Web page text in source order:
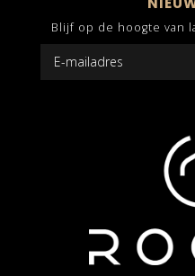
Blijf op de hoogte van